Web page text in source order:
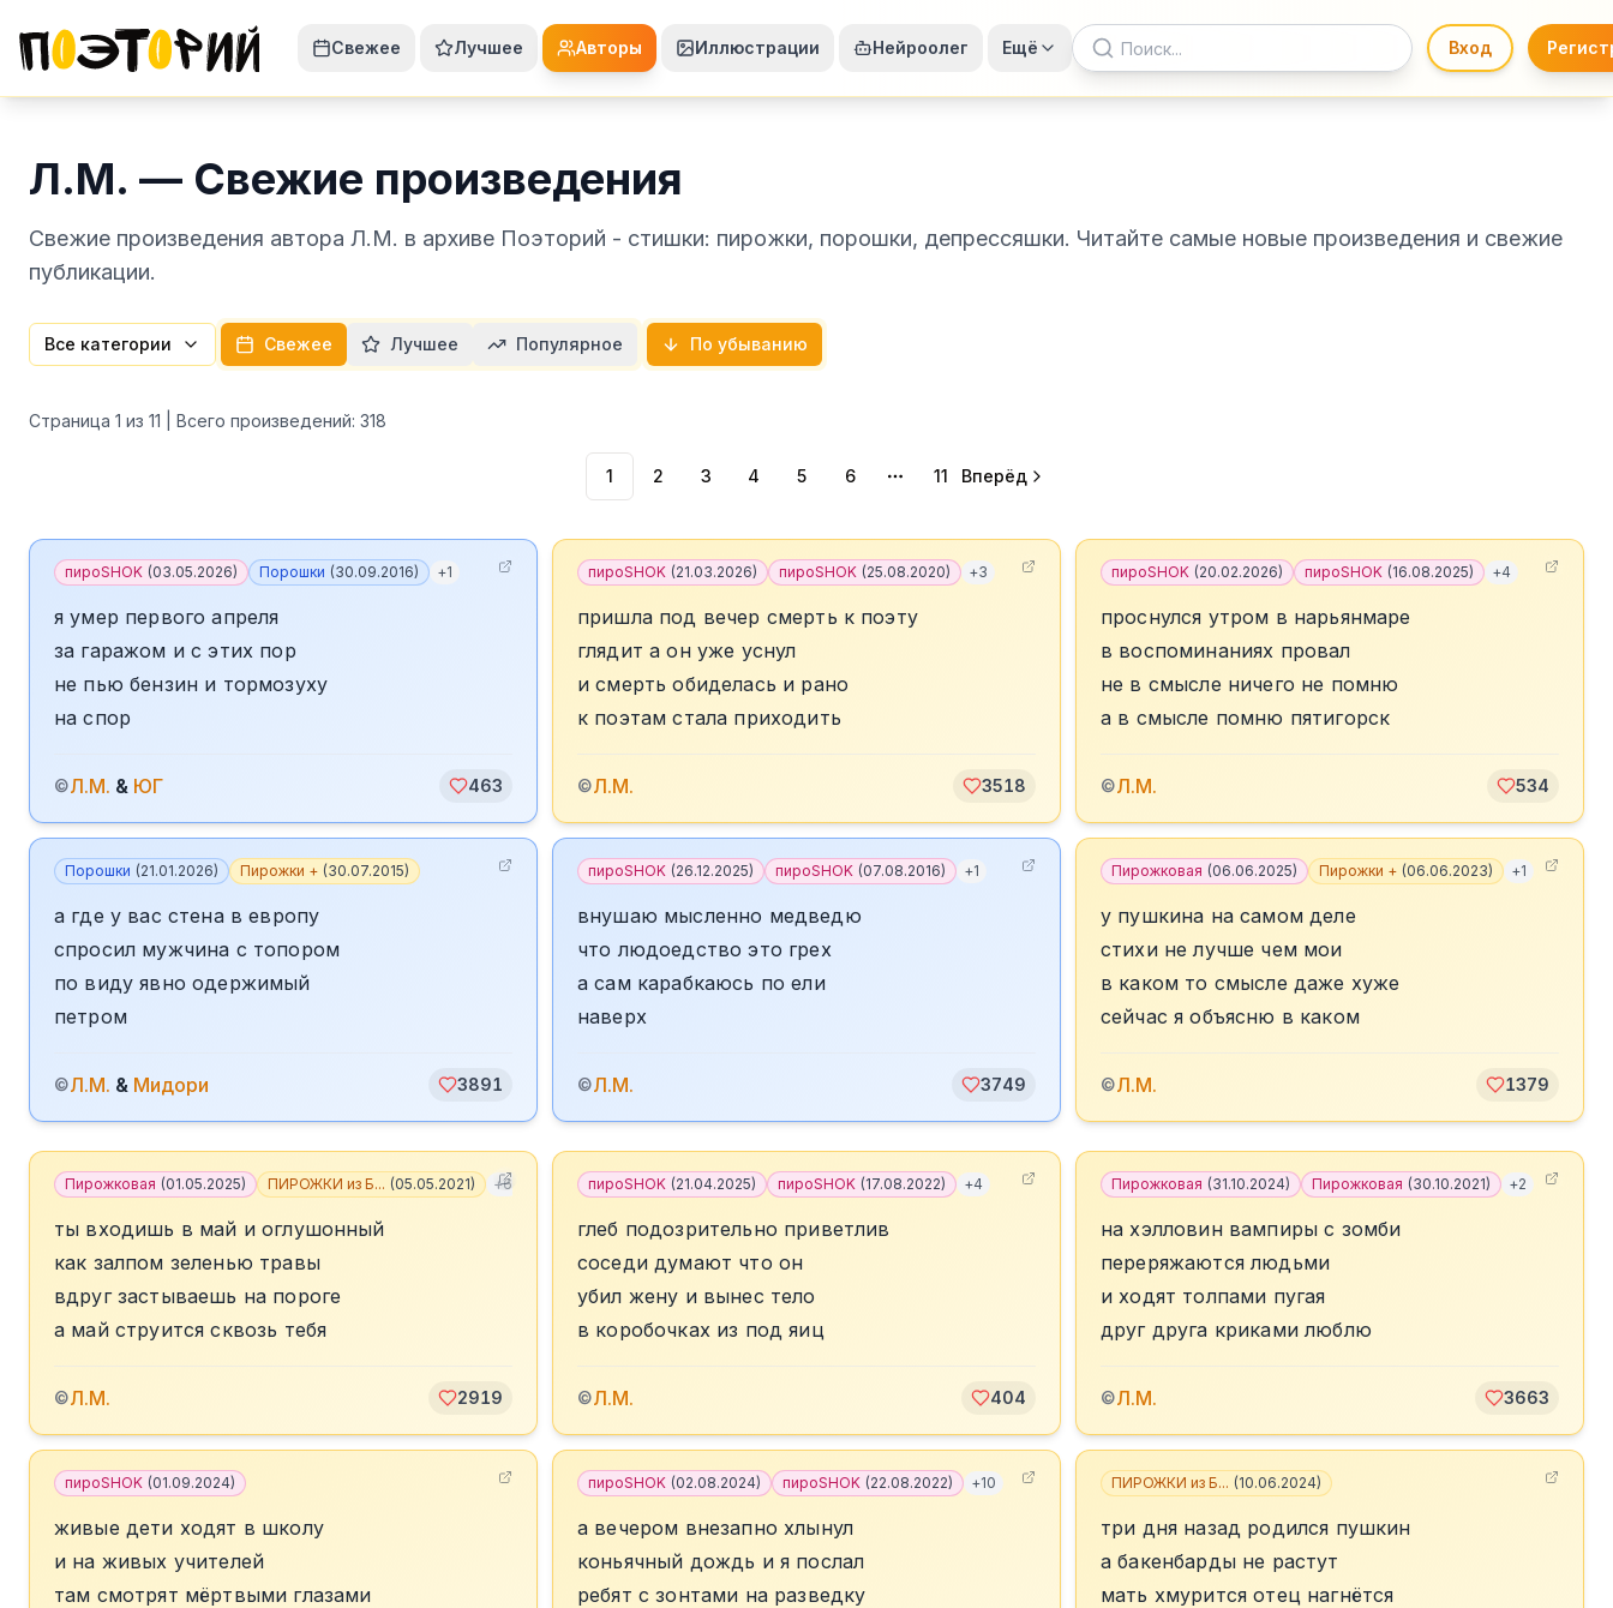
Свежее Лучшее Авторы Иллюстрации Нейроолег Ещё Вход
Л.М. — Свежие произведения
Свежие произведения автора Л.М. в архиве Поэторий - стишки: пирожки, порошки, депрессяшки. Читайте самые новые произведения и свежие
публикации.
Все категории Свежее Лучшее Популярное По убыванию
Страница 1 из 11 | Всего произведений: 318
1 2 3 4 5 6
More pages
11 Вперёд
пироSHOK (03.05.2026) Порошки (30.09.2016) +1
я умер первого апреля
за гаражом и с этих пор
не пью бензин и тормозуху
на спор
©Л.М. & ЮГ 463
пироSHOK (21.03.2026) пироSHOK (25.08.2020) +3
пришла под вечер смерть к поэту
глядит а он уже уснул
и смерть обиделась и рано
к поэтам стала приходить
©Л.М. 3518
пироSHOK (20.02.2026) пироSHOK (16.08.2025) +4
проснулся утром в нарьянмаре
в воспоминаниях провал
не в смысле ничего не помню
а в смысле помню пятигорск
©Л.М. 534
Порошки (21.01.2026) Пирожки + (30.07.2015)
а где у вас стена в европу
спросил мужчина с топором
по виду явно одержимый
петром
©Л.М. & Мидори 3891
пироSHOK (26.12.2025) пироSHOK (07.08.2016) +1
внушаю мысленно медведю
что людоедство это грех
а сам карабкаюсь по ели
наверх
©Л.М. 3749
Пирожковая (06.06.2025) Пирожки + (06.06.2023) +1
у пушкина на самом деле
стихи не лучше чем мои
в каком то смысле даже хуже
сейчас я объясню в каком
©Л.М. 1379
Пирожковая (01.05.2025) ПИРОЖКИ из Б... (05.05.2021) +6
ты входишь в май и оглушонный
как залпом зеленью травы
вдруг застываешь на пороге
а май струится сквозь тебя
©Л.М. 2919
пироSHOK (21.04.2025) пироSHOK (17.08.2022) +4
глеб подозрительно приветлив
соседи думают что он
убил жену и вынес тело
в коробочках из под яиц
©Л.М. 404
Пирожковая (31.10.2024) Пирожковая (30.10.2021) +2
на хэлловин вампиры с зомби
переряжаются людьми
и ходят толпами пугая
друг друга криками люблю
©Л.М. 3663
пироSHOK (01.09.2024)
живые дети ходят в школу
и на живых учителей
там смотрят мёртвыми глазами
пироSHOK (02.08.2024) пироSHOK (22.08.2022) +10
а вечером внезапно хлынул
коньячный дождь и я послал
ребят с зонтами на разведку
ПИРОЖКИ из Б... (10.06.2024)
три дня назад родился пушкин
а бакенбарды не растут
мать хмурится отец нагнётся